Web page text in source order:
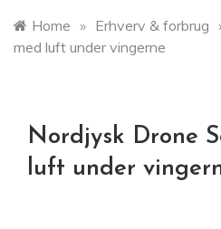
Home » Erhverv & forbrug
med luft under vingerne
Nordjysk Drone
luft under